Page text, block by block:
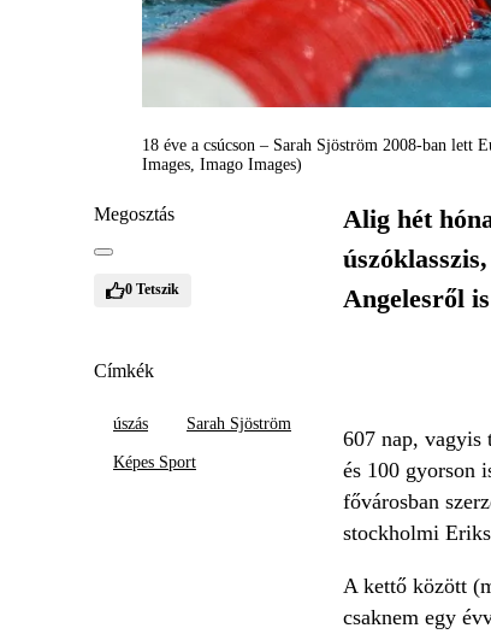
18 éve a csúcson – Sarah Sjöström 2008-ban lett
Images, Imago Images)
Megosztás
0 Tetszik
Címkék
úszás Sarah Sjöström
Képes Sport
Alig hét
Angelesről
607 nap, vagyis
és 100 gyorson
fővárosban
stockholmi
A kettő között
csaknem egy